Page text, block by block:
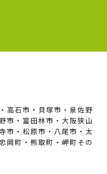
高石市・貝塚市・泉佐野
市・富田林市・大阪狭山
市・松原市・八尾市・太
岡町・熊取町・岬町その